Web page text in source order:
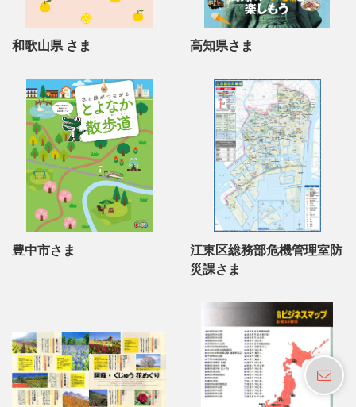
和歌山県 さま 高知県さま
豊中市さま
江東区総務部危機管理室防
災課さま